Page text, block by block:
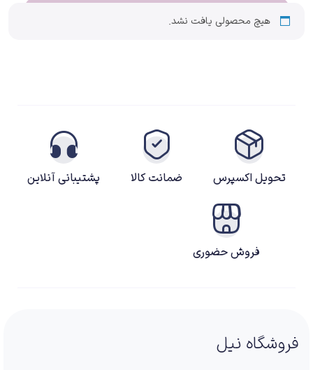
هیچ محصولی یافت نشد.
تحویل اکسپرس ضمانت کالا پشتیبانی آنلاین
فروش حضوری
فروشگاه نیل